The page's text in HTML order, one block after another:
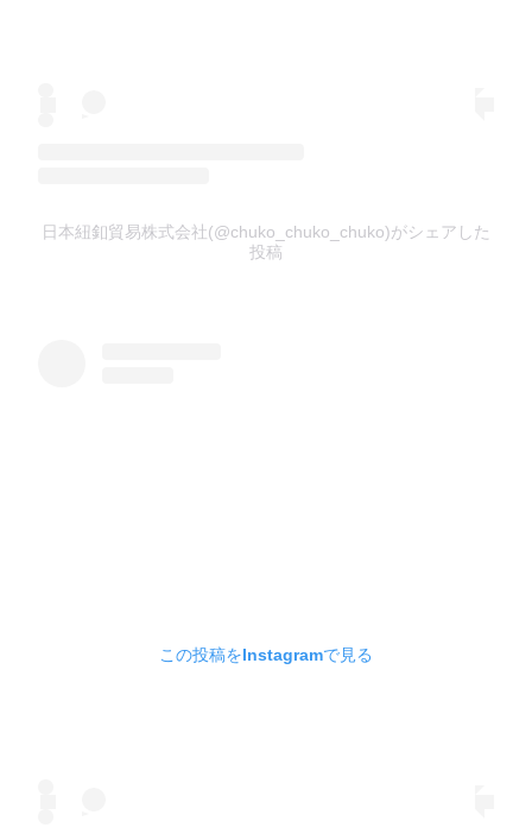
日本紐釦貿易株式会社(@chuko_chuko_chuko)がシェアした
投稿
この投稿をInstagramで見る